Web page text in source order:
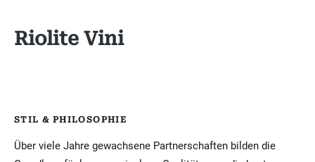
Riolite Vini
STIL & PHILOSOPHIE
Über viele Jahre gewachsene Partnerschaften bilden die